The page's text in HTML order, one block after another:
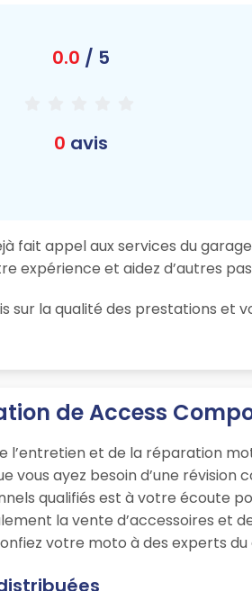
0.0 / 5
0 avis
fait appel aux services du
expérience et aidez d’autres
sur la qualité des prestations
de Access
l’entretien et de la réparation
vous ayez besoin d’une
qualifiés est à votre écoute
la vente d’accessoires et
votre moto à des experts